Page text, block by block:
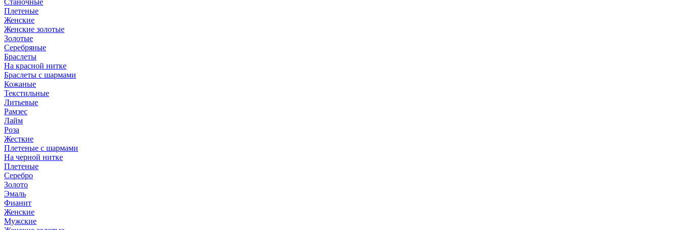
Станочные
Плетеные
Женские
Женские золотые
Золотые
Серебряные
Браслеты
На красной нитке
Браслеты с шармами
Кожаные
Текстильные
Литьевые
Рамзес
Лайм
Роза
Жесткие
Плетеные с шармами
На черной нитке
Плетеные
Серебро
Золото
Эмаль
Фианит
Женские
Мужские